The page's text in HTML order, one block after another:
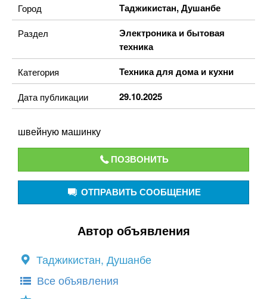
Город Таджикистан,Душанбе
Раздел
Электроника и бытовая
техника
Категория Техника для дома и кухни
Дата публикации 29.10.2025
швейную машинку
ПОЗВОНИТЬ
ОТПРАВИТЬ СООБЩЕНИЕ
Автор объявления
Таджикистан, Душанбе
Все объявления